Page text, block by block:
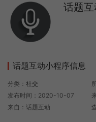
话题互
话题互动小程序信息
分类： 社交
发布时间：2020-10-07
来自：话题互动